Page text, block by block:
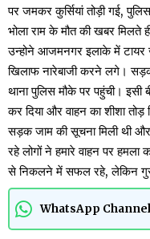
पर जमकर कुर्सियां तोड़ी गई,
भोला राम के मौत की खबर मिलते
उन्होने आजमनगर इलाके में
खिलाफ नारेबाजी करने लगे। सड़क
थाना पुलिस मौके पर पहुंची। इसी
कर दिया और वाहन का शीशा तोड़
सड़क जाम की सूचना मिली थी
रहे लोगों ने हमारे वाहन पर हमला
से निकलने में सफल रहे, लेकिन
WhatsApp Channel